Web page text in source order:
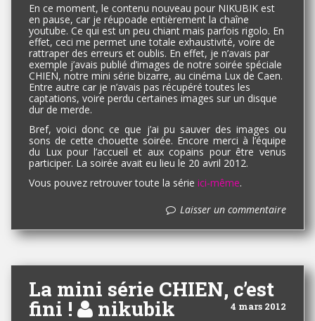
En ce moment, le contenu nouveau pour NIKUBIK est
en pause, car je réupoade entièrement la chaîne
youtube. Ce qui est un peu chiant mais parfois rigolo. En
effet, ceci me permet une totale exhaustivité, voire de
rattraper des erreurs et oublis. En effet, je n’avais par
exemple j’avais publié d’images de notre soirée spéciale
CHIEN, notre mini série bizarre, au cinéma Lux de Caen.
Entre autre car je n’avais pas récupéré toutes les
captations, voire perdu certaines images sur un disque
dur de merde.
Bref, voici donc ce que j’ai pu sauver des images ou
sons de cette chouette soirée. Encore merci à l’équipe
du Lux pour l’accueil et aux copains pour être venus
participer. La soirée avait eu lieu le 20 avril 2012.
Vous pouvez retrouver toute la série ici-même.
Laisser un commentaire
La mini série CHIEN, c’est
fini ! 4 mars 2012
nikubik